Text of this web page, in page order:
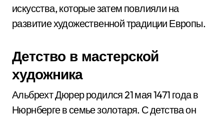
искусства, которые затем повлияли на
развитие художественной традиции Европы.
Детство в мастерской
художника
Альбрехт Дюрер родился 21 мая 1471 года в
Нюрнберге в семье золотаря. С детства он